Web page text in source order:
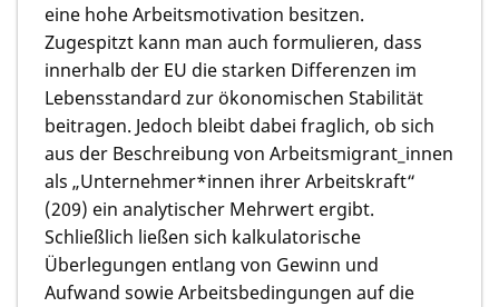
eine hohe Arbeitsmotivation besitzen.
Zugespitzt kann man auch formulieren, dass
innerhalb der EU die starken Differenzen im
Lebensstandard zur ökonomischen Stabilität
beitragen. Jedoch bleibt dabei fraglich, ob sich
aus der Beschreibung von Arbeitsmigrant_innen
als „Unternehmer*innen ihrer Arbeitskraft“
(209) ein analytischer Mehrwert ergibt.
Schließlich ließen sich kalkulatorische
Überlegungen entlang von Gewinn und
Aufwand sowie Arbeitsbedingungen auf die